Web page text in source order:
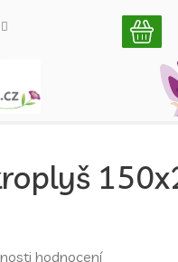
hodnocení